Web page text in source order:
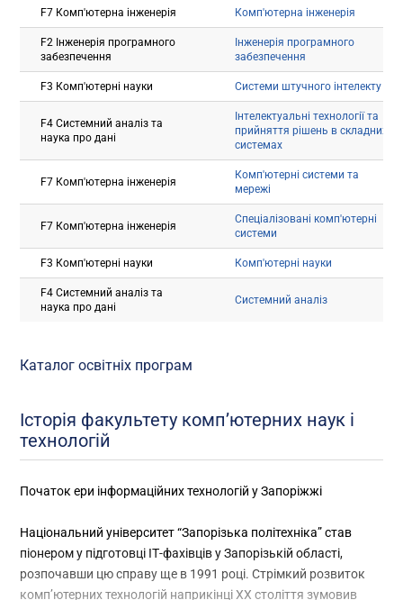
F7 Комп'ютерна інженерія Комп'ютерна інженерія
F2 Інженерія програмного
забезпечення
Інженерія програмного
забезпечення
F3 Комп'ютерні науки Системи штучного інтелекту
F4 Системний аналіз та
наука про дані
Інтелектуальні технології та
прийняття рішень в складних
системах
F7 Комп'ютерна інженерія
Комп'ютерні системи та
мережі
F7 Комп'ютерна інженерія
Спеціалізовані комп'ютерні
системи
F3 Комп'ютерні науки Комп'ютерні науки
F4 Системний аналіз та
наука про дані
Системний аналіз
Каталог освітніх програм
Історія факультету комп’ютерних наук і
технологій
Початок ери інформаційних технологій у Запоріжжі
Національний університет “Запорізька політехніка” став
піонером у підготовці ІТ-фахівців у Запорізькій області,
розпочавши цю справу ще в 1991 році. Стрімкий розвиток
комп’ютерних технологій наприкінці XX століття зумовив